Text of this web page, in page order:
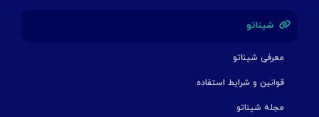
شیناتو
معرفی شیناتو
قوانین و شرایط استفاده
مجله شیناتو